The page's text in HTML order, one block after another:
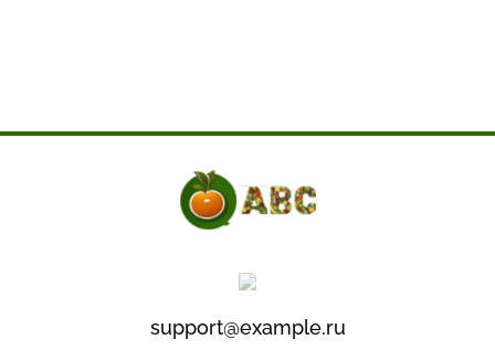
support@example.ru